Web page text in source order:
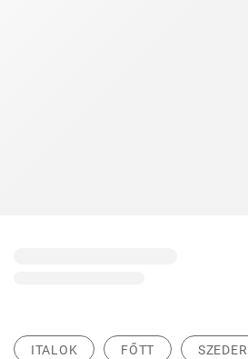
ITALOK FŐTT SZEDER